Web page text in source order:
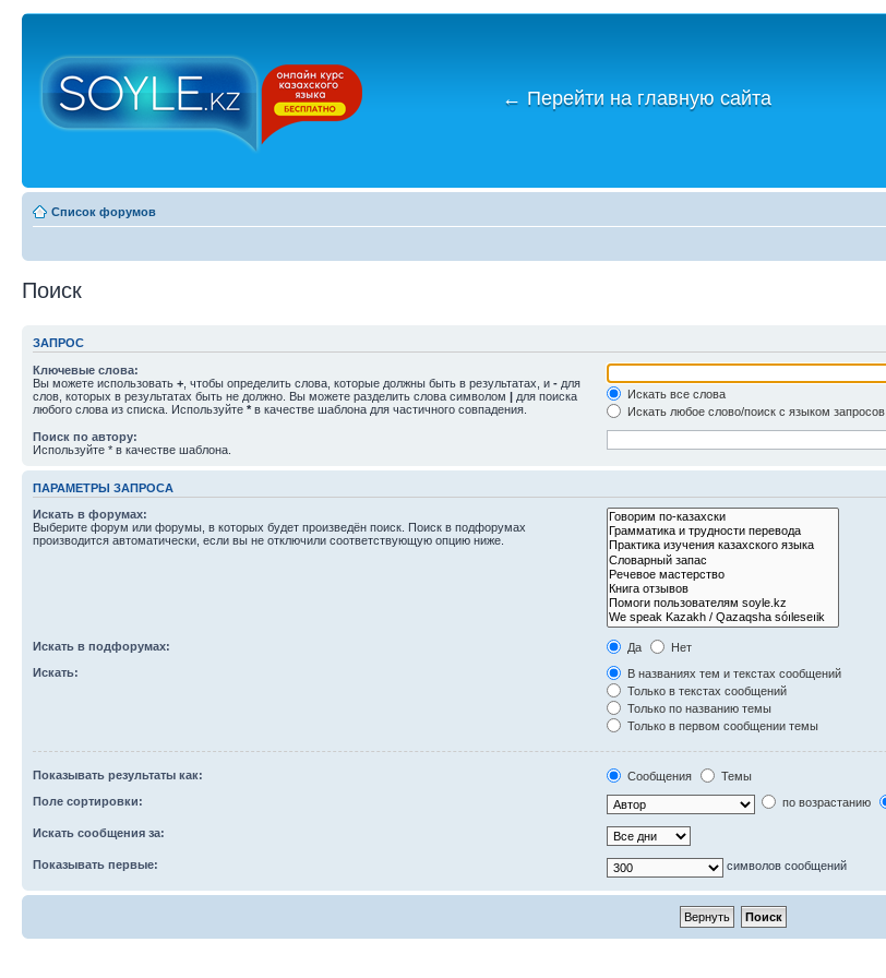
← Перейти на главную сайта
Список форумов
Поиск
ЗАПРОС
Ключевые слова:
Вы можете использовать + , чтобы определить слова, которые должны быть в результатах, и - для
слов, которых в результатах быть не должно. Вы можете разделить слова символом | для поиска
любого слова из списка. Используйте * в качестве шаблона для частичного совпадения.
Искать все слова
Искать любое слово/поиск с языком запросов
Поиск по автору:
Используйте * в качестве шаблона.
ПАРАМЕТРЫ ЗАПРОСА
Искать в форумах:
Выберите форум или форумы, в которых будет произведён поиск. Поиск в подфорумах
производится автоматически, если вы не отключили соответствующую опцию ниже.
Искать в подфорумах: Да
Нет
Искать:
В названиях тем и текстах сообщений
Только в текстах сообщений
Только по названию темы
Только в первом сообщении темы
Показывать результаты как: Сообщения
Темы
Поле сортировки:
по возрастанию
Искать сообщения за:
Показывать первые: символов сообщений